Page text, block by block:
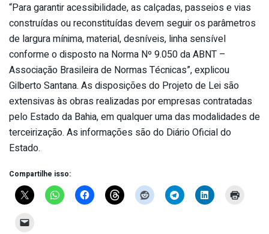
“Para garantir acessibilidade, as calçadas, passeios e vias
construídas ou reconstituídas devem seguir os parâmetros
de largura mínima, material, desníveis, linha sensível
conforme o disposto na Norma Nº 9.050 da ABNT –
Associação Brasileira de Normas Técnicas”, explicou
Gilberto Santana. As disposições do Projeto de Lei são
extensivas às obras realizadas por empresas contratadas
pelo Estado da Bahia, em qualquer uma das modalidades de
terceirização. As informações são do Diário Oficial do
Estado.
Compartilhe isso: